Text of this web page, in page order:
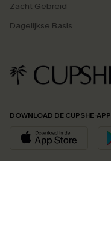
Zacht Gebreid
Dagelijkse Basis
DOWNLOAD DE CUPSHE-APP